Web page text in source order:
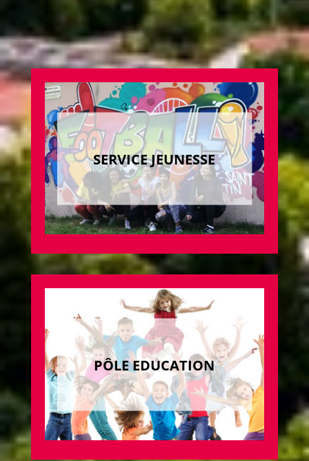
SERVICE JEUNESSE
PÔLE EDUCATION